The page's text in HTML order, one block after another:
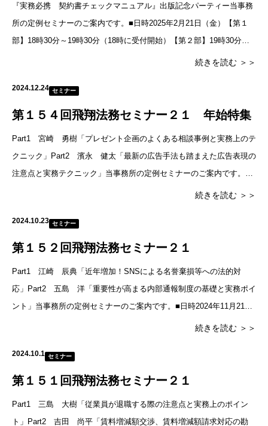
『実務必携 契約書チェックマニュアル』出版記念パーティー当事務
所の定例セミナーのご案内です。■日時2025年2月21日（金）【第１
部】18時30分～19時30分（18時に受付開始）【第２部】19時30分～
続きを読む ＞＞
2024.12.24 セミナー
第１５４回飛翔法務セミナー２１ 年始特集
Part1 宮崎 勇樹「プレゼント企画のよくある相談事例と実務上のテ
クニック」Part2 濱永 健太「最新の広告手法も踏まえた広告表現の
注意点と実務テクニック」当事務所の定例セミナーのご案内です。■
続きを読む ＞＞
2024.10.23 セミナー
第１５２回飛翔法務セミナー２１
Part1 江崎 辰典「近年増加！SNSによる名誉棄損等への法的対
応」Part2 五島 洋「重要性が高まる内部通報制度の基礎と実務ポイ
ント」当事務所の定例セミナーのご案内です。■日時2024年11月21日
続きを読む ＞＞
2024.10.1 セミナー
第１５１回飛翔法務セミナー２１
Part1 三島 大樹「従業員が退職する際の注意点と実務上のポイン
ト」Part2 吉田 尚平「賃料増減額交渉、賃料増減額請求対応の勘